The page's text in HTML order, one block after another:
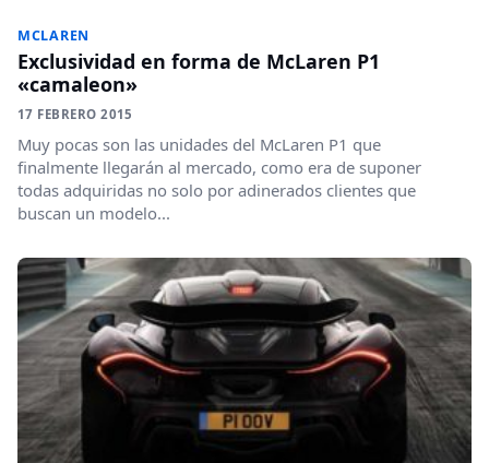
MCLAREN
Exclusividad en forma de McLaren P1
«camaleon»
17 FEBRERO 2015
Muy pocas son las unidades del McLaren P1 que
finalmente llegarán al mercado, como era de suponer
todas adquiridas no solo por adinerados clientes que
buscan un modelo...